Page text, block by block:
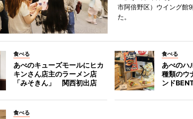
市阿倍野区）ウイング館
た。
食べる
あべのキューズモールにヒカ
キンさん店主のラーメン店
「みそきん」 関西初出店
食べる
あべのハ
種類の
ンド
食べる